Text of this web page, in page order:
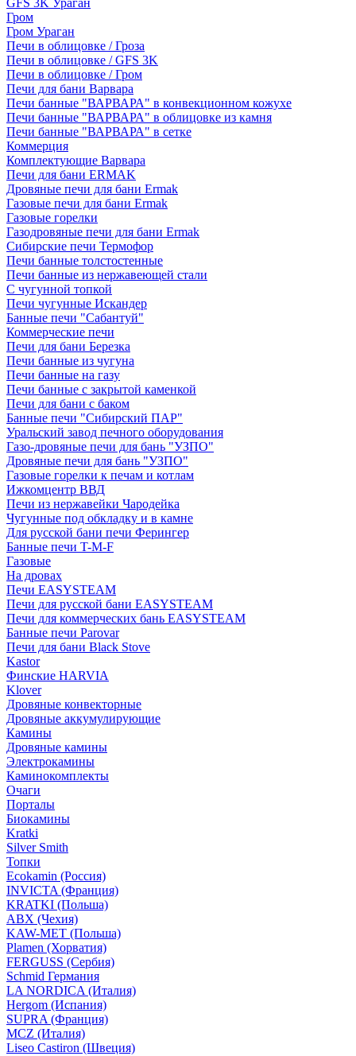
GFS 3K Ураган
Гром
Гром Ураган
Печи в облицовке / Гроза
Печи в облицовке / GFS 3K
Печи в облицовке / Гром
Печи для бани Варвара
Печи банные "ВАРВАРА" в конвекционном кожухе
Печи банные "ВАРВАРА" в облицовке из камня
Печи банные "ВАРВАРА" в сетке
Коммерция
Комплектующие Варвара
Печи для бани ERMAK
Дровяные печи для бани Ermak
Газовые печи для бани Ermak
Газовые горелки
Газодровяные печи для бани Ermak
Сибирские печи Термофор
Печи банные толстостенные
Печи банные из нержавеющей стали
С чугунной топкой
Печи чугунные Искандер
Банные печи "Сабантуй"
Коммерческие печи
Печи для бани Березка
Печи банные из чугуна
Печи банные на газу
Печи банные с закрытой каменкой
Печи для бани с баком
Банные печи "Сибирский ПАР"
Уральский завод печного оборудования
Газо-дровяные печи для бань "УЗПО"
Дровяные печи для бань "УЗПО"
Газовые горелки к печам и котлам
Ижкомцентр ВВД
Печи из нержавейки Чародейка
Чугунные под обкладку и в камне
Для русской бани печи Ферингер
Банные печи T-M-F
Газовые
На дровах
Печи EASYSTEAM
Печи для русской бани EASYSTEAM
Печи для коммерческих бань EASYSTEAM
Банные печи Parovar
Печи для бани Black Stove
Kastor
Финские HARVIA
Klover
Дровяные конвекторные
Дровяные аккумулирующие
Камины
Дровяные камины
Электрокамины
Каминокомплекты
Очаги
Порталы
Биокамины
Kratki
Silver Smith
Топки
Ecokamin (Россия)
INVICTA (Франция)
KRATKI (Польша)
ABX (Чехия)
KAW-MET (Польша)
Plamen (Хорватия)
FERGUSS (Сербия)
Schmid Германия
LA NORDICA (Италия)
Hergom (Испания)
SUPRA (Франция)
MCZ (Италия)
Liseo Castiron (Швеция)